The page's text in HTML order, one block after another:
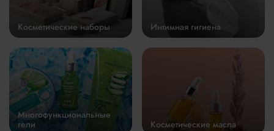
Косметические наборы Интимная гигиена
Многофункциональные
гели
Косметические масла